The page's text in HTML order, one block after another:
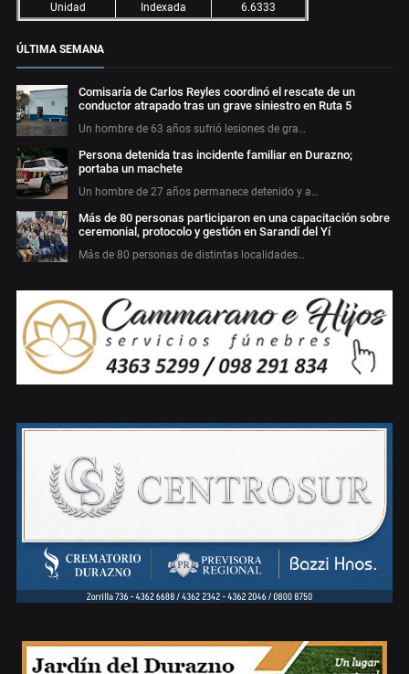
Unidad
Indexada 6.6333
ÚLTIMA SEMANA
Comisaría de Carlos Reyles coordinó el rescate de un
conductor atrapado tras un grave siniestro en Ruta 5
Un hombre de 63 años sufrió lesiones de gra…
Persona detenida tras incidente familiar en Durazno;
portaba un machete
Un hombre de 27 años permanece detenido y a…
Más de 80 personas participaron en una capacitación sobre
ceremonial, protocolo y gestión en Sarandí del Yí
Más de 80 personas de distintas localidades…